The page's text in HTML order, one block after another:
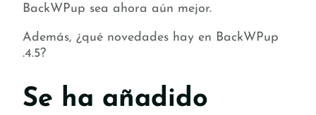
BackWPup sea ahora aún mejor.
Además, ¿qué novedades hay en BackWPup
.4.5?
Se ha añadido